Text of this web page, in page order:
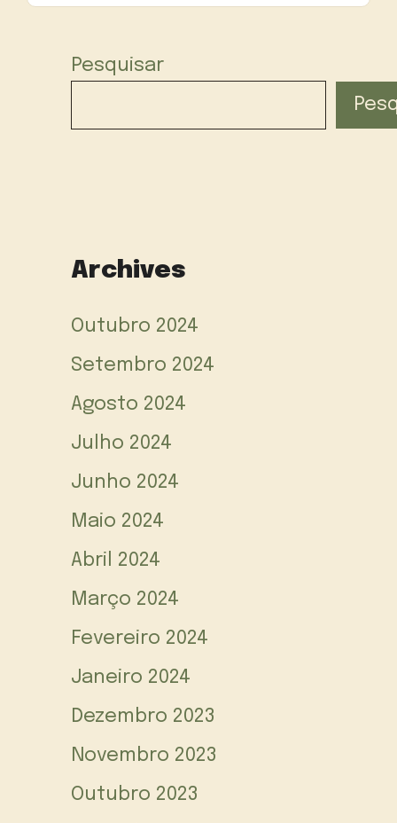
Pesquisar
Archives
Outubro 2024
Setembro 2024
Agosto 2024
Julho 2024
Junho 2024
Maio 2024
Abril 2024
Março 2024
Fevereiro 2024
Janeiro 2024
Dezembro 2023
Novembro 2023
Outubro 2023